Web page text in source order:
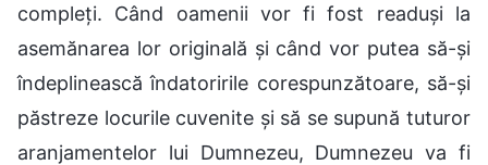
compleți. Când oamenii vor fi fost readuși la
asemănarea lor originală și când vor putea să-și
îndeplinească îndatoririle corespunzătoare, să-și
păstreze locurile cuvenite și să se supună tuturor
aranjamentelor lui Dumnezeu, Dumnezeu va fi